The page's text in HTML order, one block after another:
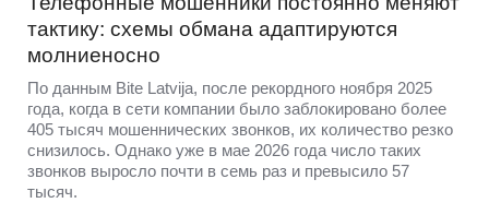
тактику: схемы обмана адаптируются
молниеносно
По данным Bite Latvija, после рекордного ноября 2025
года, когда в сети компании было заблокировано более
405 тысяч мошеннических звонков, их количество резко
снизилось. Однако уже в мае 2026 года число таких
звонков выросло почти в семь раз и превысило 57
тысяч.